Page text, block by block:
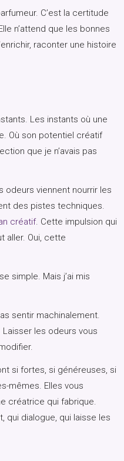
C’est la certitude
n’attend que les bonnes
raconter une histoire
Les instants où une
Où son potentiel créatif
que je n’avais pas
odeurs viennent nourrir les
des pistes techniques.
créatif. Cette impulsion qui
aller. Oui, cette
simple. Mais j’ai mis
sentir machinalement.
les odeurs vous
si fortes, si généreuses, si
mêmes. Elles vous
créatrice qui fabrique.
qui dialogue, qui laisse les